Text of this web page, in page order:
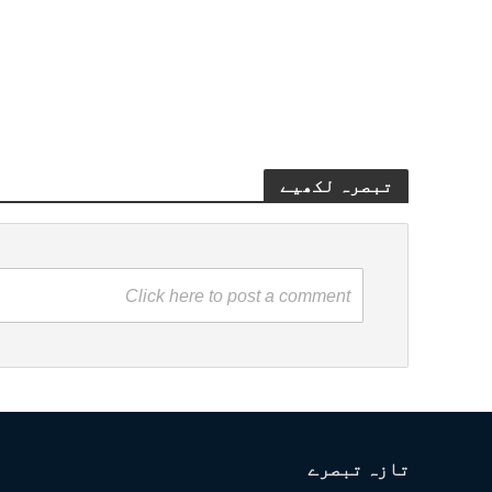
تبصرہ لکھیے
Click here to post a comment
تازہ تبصرے